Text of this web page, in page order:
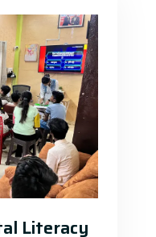
Literacy